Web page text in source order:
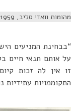
מהומות וואדי סליב, 1959. מקור: עיתונים שונים
“בבחינת המניעים
על אותם תנאי חיים
זו אין לה זכות
התקוממויות